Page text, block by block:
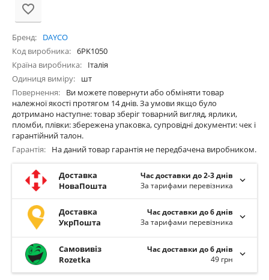
Бренд
DAYCO
Код виробника
6PK1050
Країна виробника
Італія
Одиниця виміру
шт
Повернення
Ви можете повернути або обміняти товар
належної якості протягом 14 днів. За умови якщо було
дотримано наступне: товар зберіг товарний вигляд, ярлики,
пломби, плівки: збережена упаковка, супровідні документи: чек і
гарантійний талон.
Гарантія
На даний товар гарантія не передбачена виробником.
Доставка
НоваПошта
Час доставки до 2-3 днів
За тарифами перевізника
Доставка
УкрПошта
Час доставки до 6 днів
За тарифами перевізника
Самовивіз
Rozetka
Час доставки до 6 днів
49 грн